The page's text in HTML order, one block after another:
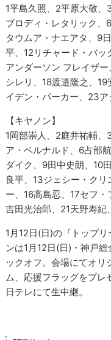
1平島久照、2平原大敬
ブロディ・レタリック
タウムア・ナエアタ、9
平、12リチャード・バ
アンダーソン フレイザ
シレリ、18渡邉隆之、
イデン・パーカー、23
【キヤノン】
1岡部崇人、2庭井祐輔
ア・ベルナルド、6占部
ダイク、9田中史朗、10
良平、13ジェシー・ク
ー、16高島忍、17セフ
吉田光治郎、21天野寿
1月12日(日)の『トップ
ンは1月12日(日)・神戸
ックオフ。会場にてオリ
ム、応援フラッグをプ
日テレにて生中継。